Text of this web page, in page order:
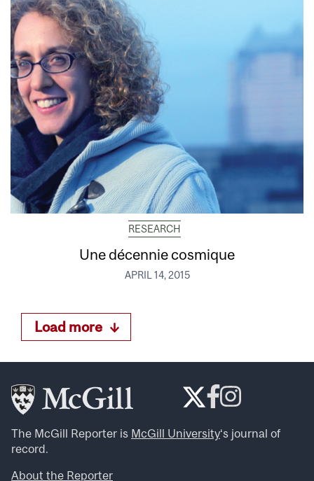
RESEARCH
Une décennie cosmique
APRIL 14, 2015
Load more
The McGill Reporter is McGill University‘s journal of
record.
About the Reporter